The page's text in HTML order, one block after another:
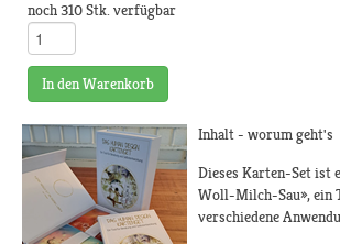
noch 310 Stk. verfügbar
In den Warenkorb
Inhalt - worum geht's
Dieses Karten-Set ist
Woll-Milch-Sau», ein
verschiedene